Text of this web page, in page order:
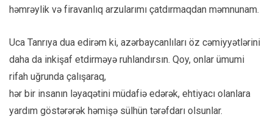
həmrəylik və firavanlıq arzularımı çatdırmaqdan məmnunam.
Uca Tanrıya dua edirəm ki, azərbaycanlıları öz cəmiyyətlərini
daha da inkişaf etdirməyə ruhlandırsın. Qoy, onlar ümumi
rifah uğrunda çalışaraq,
hər bir insanın ləyaqətini müdafiə edərək, ehtiyacı olanlara
yardım göstərərək həmişə sülhün tərəfdarı olsunlar.